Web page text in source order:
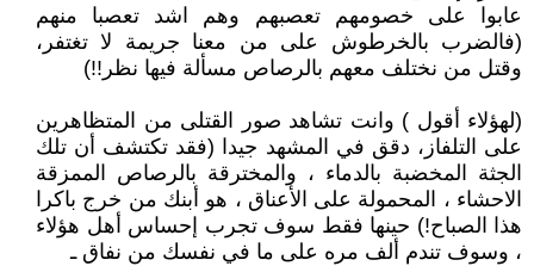
عابوا على خصومهم تعصبهم وهم اشد تعصبا منهم
(فالضرب بالخرطوش على من معنا جريمة لا تغتفر،
وقتل من نختلف معهم بالرصاص مسألة فيها نظر!!)
(لهؤلاء أقول ) وانت تشاهد صور القتلى من المتظاهرين
على التلفاز، دقق في المشهد جيدا (فقد تكتشف أن تلك
الجثة المخضبة بالدماء ، والمخترقة بالرصاص الممزقة
الاحشاء ، المحمولة على الأعناق ، هو أبنك من خرج باكرا
هذا الصباح!) حينها فقط سوف تجرب إحساس أهل هؤلاء
، وسوف تندم ألف مره على ما في نفسك من نفاق ـ